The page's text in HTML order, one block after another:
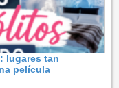
lugares tan
película